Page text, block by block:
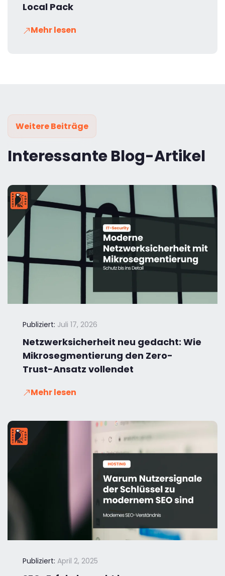
Local Pack
Mehr lesen
Weitere Beiträge
Interessante Blog-Artikel
Publiziert: Juli 17, 2026
Netzwerksicherheit neu gedacht: Wie
Mikrosegmentierung den Zero-
Trust-Ansatz vollendet
Mehr lesen
Publiziert: April 2, 2025